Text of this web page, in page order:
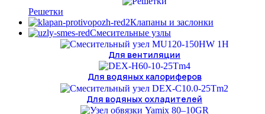
Решетки
Клапаны и заслонки
Смесительные узлы
Для вентиляции
Для водяных калориферов
Для водяных охладителей